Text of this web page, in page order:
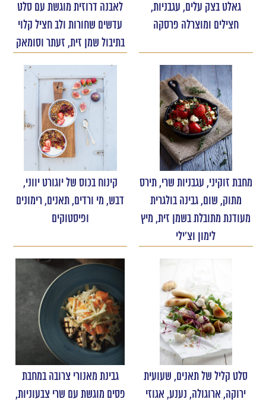
גאלט בצק עלים, עגבניות,
חצילים ומוצרלה פרסקה
לאבנה דרוזית מוגשת עם סלט
עדשים שחורות ולב חציל קלוי
בתיבול שמן זית, זעתר וסומאק
מחבת זוקיני, עגבניות שרי, תירס
מתוק, שום, גבינה בולגרית
מעודנת מתובלת בשמן זית, מיץ
לימון וצ'ילי
קינוח בכוס של יוגורט יווני,
דבש, מי ורדים, תאנים, רימונים
ופיסטוקים
סלט קליל של תאנים, שעועית
ירוקה, ארוגולה, נענע, אגוזי
גבינת מאנורי צרובה במחבת
פסים מוגשת עם שרי צבעוניות,